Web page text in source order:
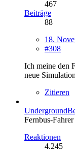
467
Beiträge
88
18.
#308
Ich meine den
neue
Zitieren
Fernbus-Fahrer
Reaktionen
4.245